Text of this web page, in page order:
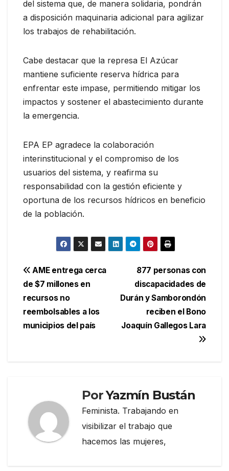
del sistema que, de manera solidaria, pondrán
a disposición maquinaria adicional para agilizar
los trabajos de rehabilitación.
Cabe destacar que la represa El Azúcar
mantiene suficiente reserva hídrica para
enfrentar este impase, permitiendo mitigar los
impactos y sostener el abastecimiento durante
la emergencia.
EPA EP agradece la colaboración
interinstitucional y el compromiso de los
usuarios del sistema, y reafirma su
responsabilidad con la gestión eficiente y
oportuna de los recursos hídricos en beneficio
de la población.
Navegación
de
entradas
877 personas con
discapacidades de
Durán y Samborondón
reciben el Bono
Joaquín Gallegos Lara
AME entrega cerca
de $7 millones en
recursos no
reembolsables a los
municipios del país
PorYazmín Bustán
Feminista. Trabajando en
visibilizar el trabajo que
hacemos las mujeres,